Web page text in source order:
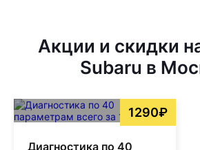
Акции и скидки
Subaru в
1290₽
Диагностика по 40